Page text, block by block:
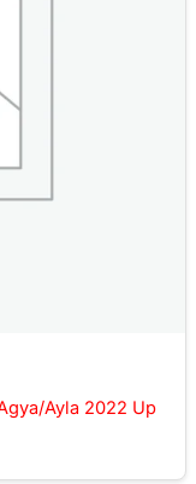
Ayla 2022 Up